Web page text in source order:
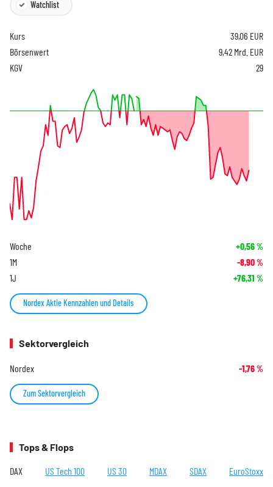
Watchlist
Kurs 39,06 EUR
Börsenwert
9,42 Mrd. EUR
KGV
29
Woche +0,56%
1M -8,90%
1J +76,31 %
Nordex Aktie Kennzahlen und Details
Sektorvergleich
Nordex -1,76%
Zum Sektorvergleich
Tops & Flops
DAX US Tech 100 US 30 MDAX SDAX EuroStoxx